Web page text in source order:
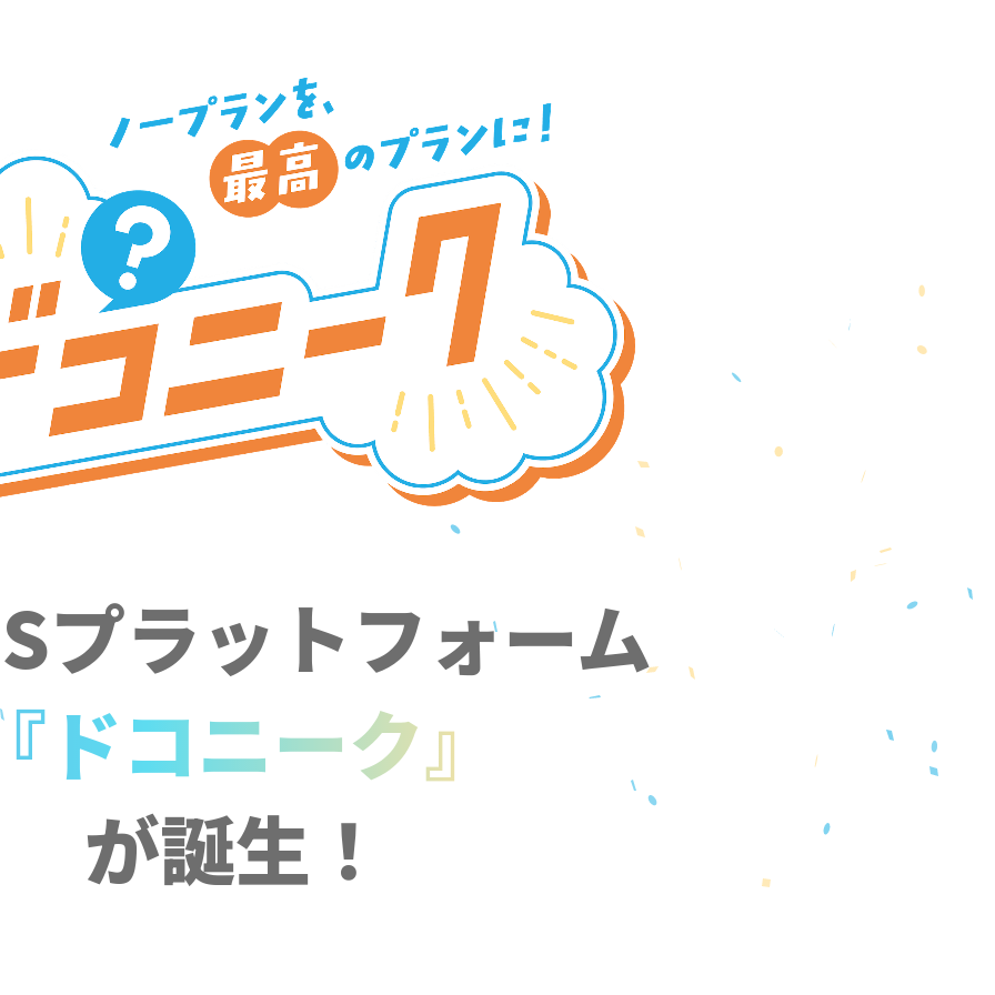
プラットフォーム
ドコニーク』
が誕生！